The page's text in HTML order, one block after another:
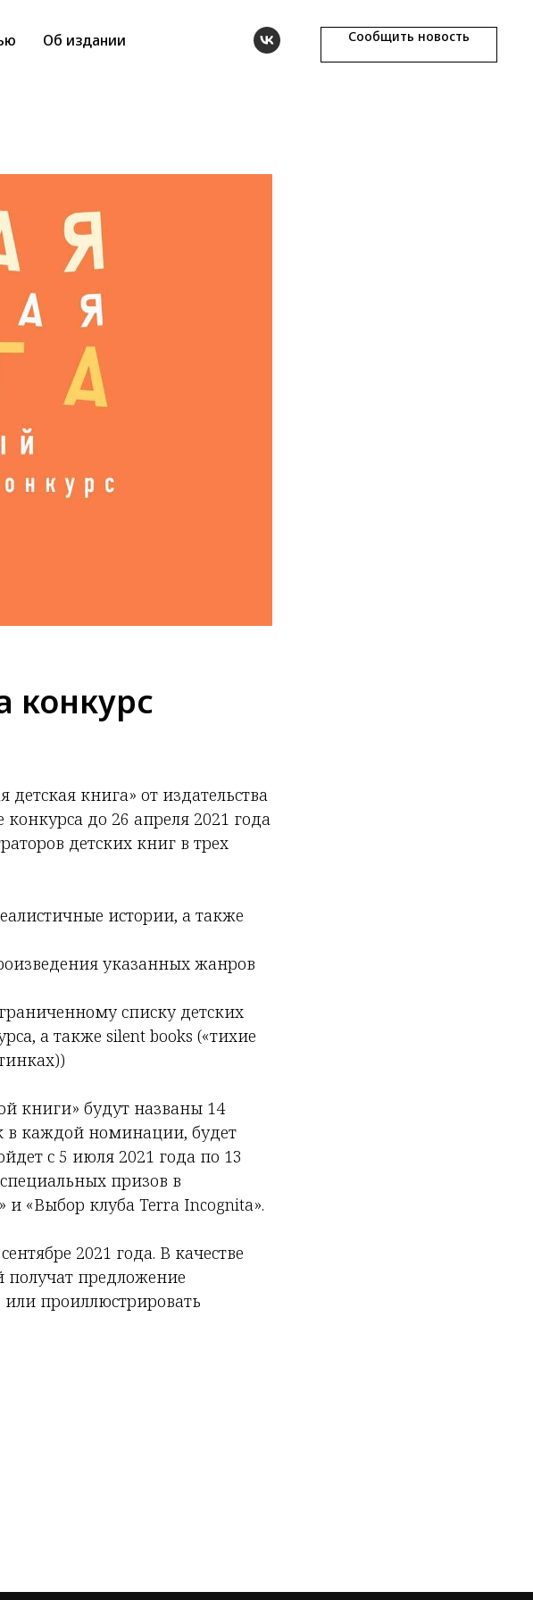
Об издании Сообщить новость
конкурс
детская книга» от издательства
до 26 апреля 2021 года
детских книг в трех
истории, а также
указанных жанров
списку детских
а также silent books («тихие
книги» будут названы 14
в каждой номинации, будет
с 5 июля 2021 года по 13
призов в
и «Выбор клуба Terra Incognita».
2021 года. В качестве
предложение
проиллюстрировать